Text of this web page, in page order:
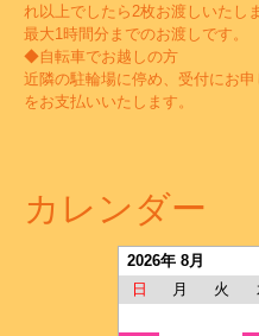
れ以上でしたら2枚お渡しいたし
最大1時間分までのお渡しです。
◆自転車でお越しの方
近隣の駐輪場に停め、受付にお
をお支払いいたします。
カレンダー
2026年 8月
日
月 火